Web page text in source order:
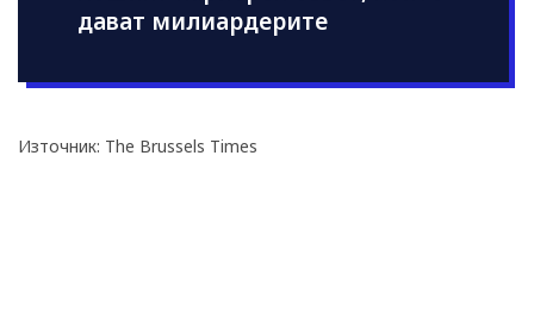
дават милиардерите
Източник: The Brussels Times